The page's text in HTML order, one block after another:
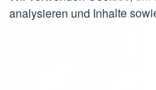
analysieren und Inhalte